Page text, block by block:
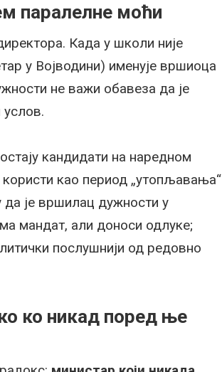
паралелне моћи
Када у школи није
у Војводини) именује вршиоца
не важи обавеза да је
кандидати на наредном
као период „утопљавања“
да је вршилац дужности у
мандат, али доноси одлуке;
послушнији од редовно
ко никад поред ње